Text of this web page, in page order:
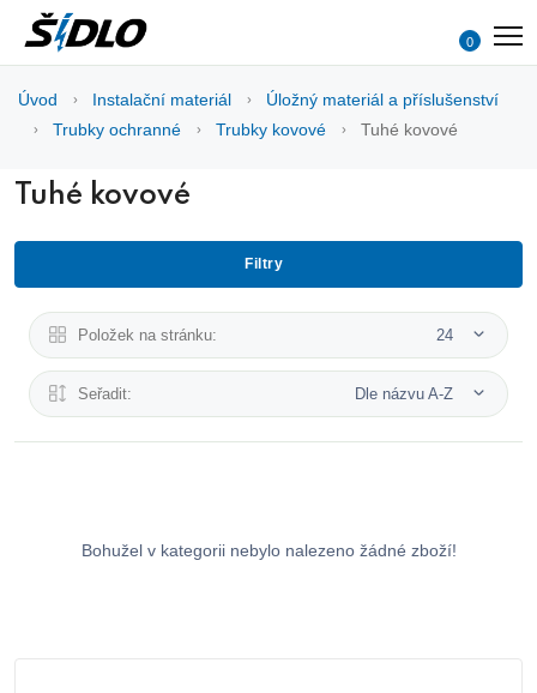
0
Úvod Instalační materiál
Úložný materiál a příslušenství
Trubky ochranné
Trubky kovové Tuhé kovové
Tuhé kovové
Filtry
Položek na stránku: 24
Seřadit: Dle názvu A-Z
Bohužel v kategorii nebylo nalezeno žádné zboží!